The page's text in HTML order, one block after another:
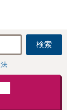
検索